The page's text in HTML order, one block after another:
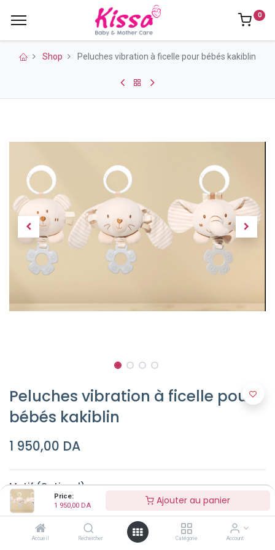
Price:
1 950,00 DA Ajouter au panier
Accueil Rechercher Catégorie Account
0
Shop Peluches vibration à ficelle pour bébés kakiblin
Peluches vibration à ficelle pour
bébés kakiblin
1 950,00 DA
Motif (Optionel)
éléphant